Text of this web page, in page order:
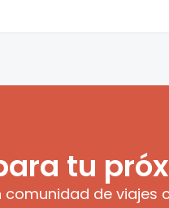
tu
comunidad de viajes